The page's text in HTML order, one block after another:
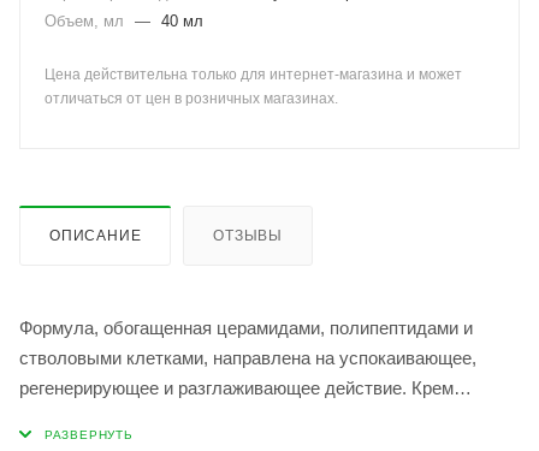
Объем, мл
— 40 мл
Цена действительна только для интернет-магазина и может
отличаться от цен в розничных магазинах.
ОПИСАНИЕ ОТЗЫВЫ
Формула, обогащенная церамидами, полипептидами и
стволовыми клетками, направлена на успокаивающее,
регенерирующее и разглаживающее действие. Крем